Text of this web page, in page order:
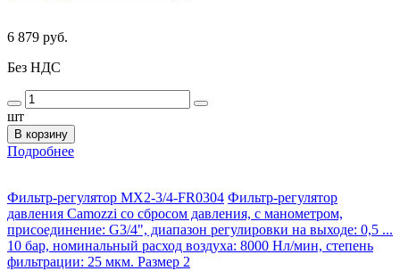
6 879 руб.
Без НДС
шт
В корзину
Подробнее
Фильтр-регулятор MX2-3/4-FR0304 Фильтр-регулятор
давления Camozzi со сбросом давления, с манометром,
присоединение: G3/4", диапазон регулировки на выходе: 0,5 ...
10 бар, номинальный расход воздуха: 8000 Нл/мин, степень
фильтрации: 25 мкм. Размер 2